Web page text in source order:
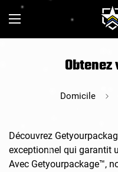
Domicile
Découvrez
exceptionnel qui garantit
Avec Getyourpackage™,